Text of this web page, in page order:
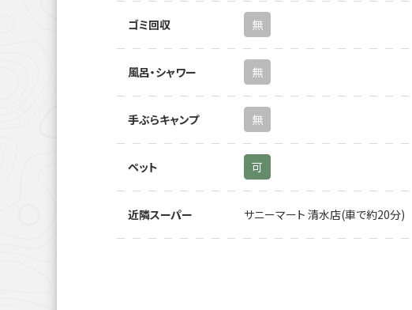
ゴミ回収 無
風呂・シャワー 無
手ぶらキャンプ 無
ペット 可
近隣スーパー サニーマート 清水店(車で約20分)